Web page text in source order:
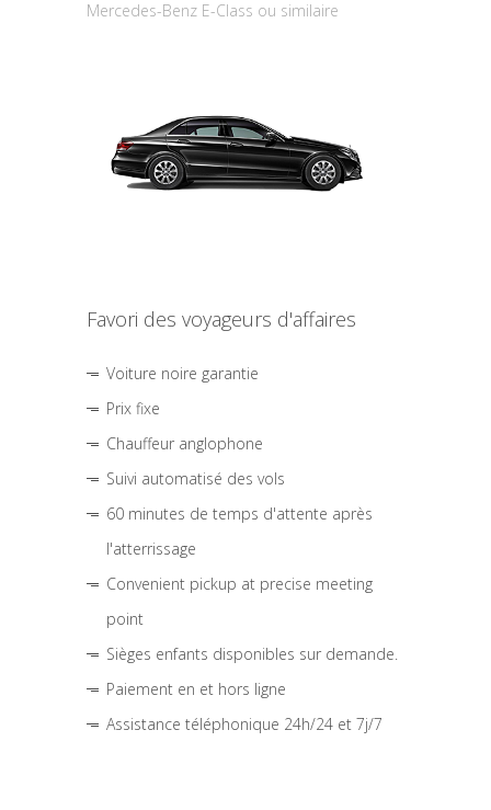
Mercedes-Benz E-Class ou similaire
Favori des voyageurs d'affaires
Voiture noire garantie
Prix fixe
Chauffeur anglophone
Suivi automatisé des vols
60 minutes de temps d'attente après
l'atterrissage
Convenient pickup at precise meeting
point
Sièges enfants disponibles sur demande.
Paiement en et hors ligne
Assistance téléphonique 24h/24 et 7j/7